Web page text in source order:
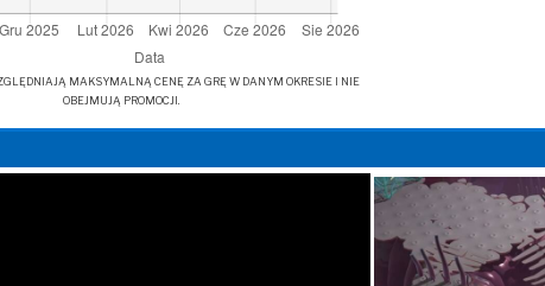
MAKSYMALNĄ CENĘ ZA GRĘ W DANYM OKRESIE I NIE
OBEJMUJĄ PROMOCJI.